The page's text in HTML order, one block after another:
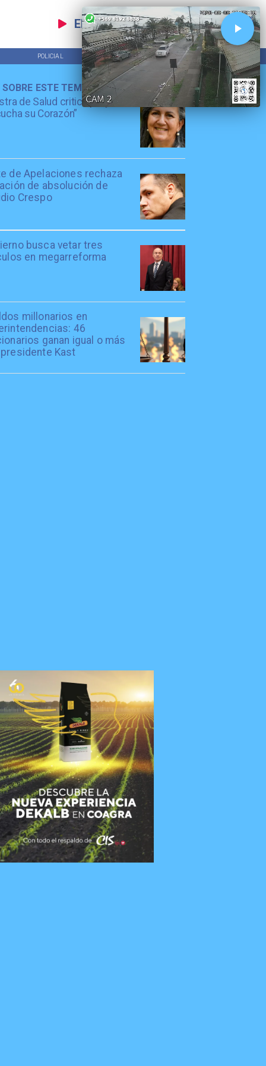
EN VIVO
POLICIAL TENDENCIAS
de Salud critica proyecto
su Corazón”
de Apelaciones rechaza
de absolución de
Crespo
busca vetar tres
en megarreforma
millonarios en
46
ganan igual o más
Kast
ESTE TEMA